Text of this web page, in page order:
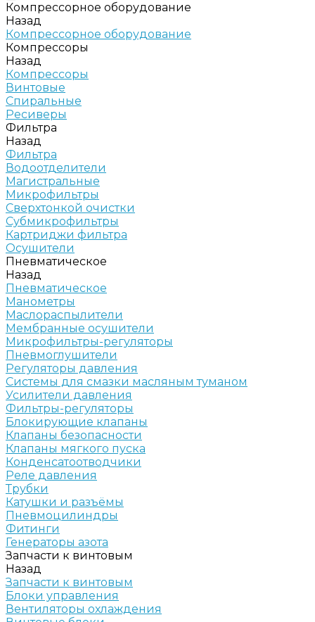
Компрессорное оборудование
Назад
Компрессорное оборудование
Компрессоры
Назад
Компрессоры
Винтовые
Спиральные
Ресиверы
Фильтра
Назад
Фильтра
Водоотделители
Магистральные
Микрофильтры
Сверхтонкой очистки
Субмикрофильтры
Картриджи фильтра
Осушители
Пневматическое
Назад
Пневматическое
Манометры
Маслораспылители
Мембранные осушители
Микрофильтры-регуляторы
Пневмоглушители
Регуляторы давления
Системы для смазки масляным туманом
Усилители давления
Фильтры-регуляторы
Блокирующие клапаны
Клапаны безопасности
Клапаны мягкого пуска
Конденсатоотводчики
Реле давления
Трубки
Катушки и разъёмы
Пневмоцилиндры
Фитинги
Генераторы азота
Запчасти к винтовым
Назад
Запчасти к винтовым
Блоки управления
Вентиляторы охлаждения